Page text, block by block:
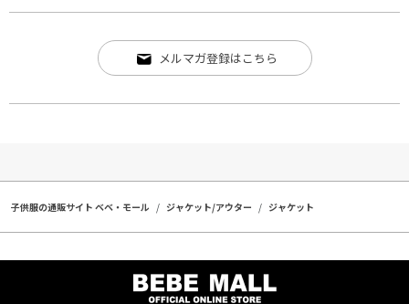
メルマガ登録はこちら
子供服の通販サイト ベベ・モール ジャケット/アウター ジャケット